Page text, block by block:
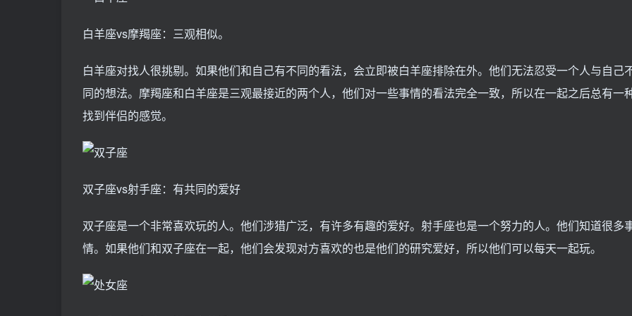
白羊座vs摩羯座：三观相似。
白羊座对找人很挑剔。如果他们和自己有不同的看法，会立即被白羊座排除在外。他们无法忍受一个人与自己
同的想法。摩羯座和白羊座是三观最接近的两个人，他们对一些事情的看法完全一致，所以在一起之后总有一
找到伴侣的感觉。
双子座vs射手座：有共同的爱好
双子座是一个非常喜欢玩的人。他们涉猎广泛，有许多有趣的爱好。射手座也是一个努力的人。他们知道很多
情。如果他们和双子座在一起，他们会发现对方喜欢的也是他们的研究爱好，所以他们可以每天一起玩。